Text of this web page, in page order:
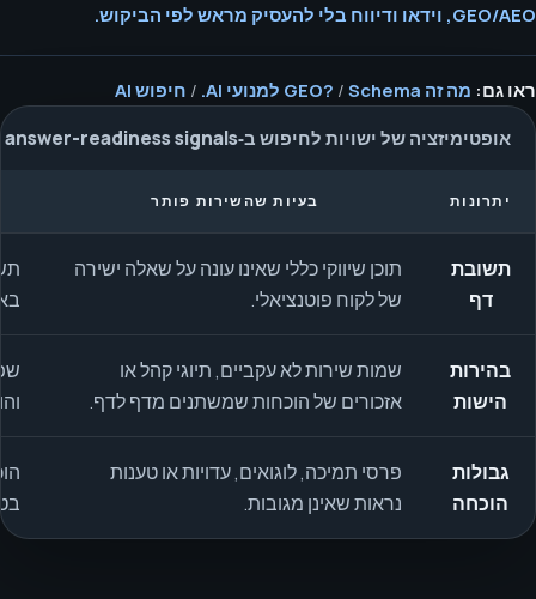
GEO/AEO, וידאו ודיווח בלי להעסיק מראש לפי הביקוש.
ראו גם: מה זה GEO? / Schema למנועי AI. / חיפוש AI
אופטימיזציה של ישויות לחיפוש ב‑AI answer-readiness signals
יתרונות בעיות שהשירות פותר
תשובת
דף
תוכן שיווקי כללי שאינו עונה על שאלה ישירה
של לקוח פוטנציאלי.
בהירות
הישות
שמות שירות לא עקביים, תיוגי קהל או
אזכורים של הוכחות שמשתנים מדף לדף.
גבולות
הוכחה
פרסי תמיכה, לוגואים, עדויות או טענות
נראות שאינן מגובות.